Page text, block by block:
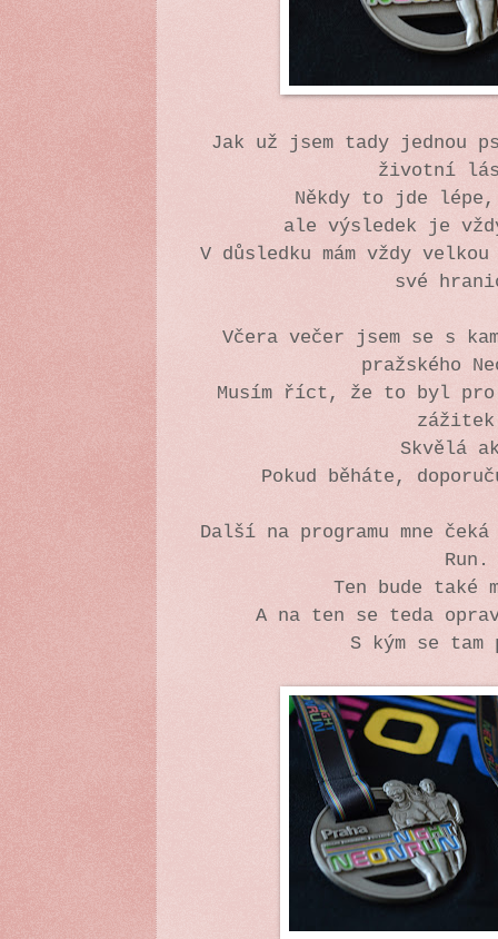
Jak už jsem tady jednou
životní
Někdy to jde
ale výsledek je
V důsledku mám vždy
své
Včera večer jsem se s
pražského
Musím říct, že to byl pro
Skvělá
Pokud běháte,
Další na programu mne
Run.
Ten bude také
A na ten se teda
S kým se tam